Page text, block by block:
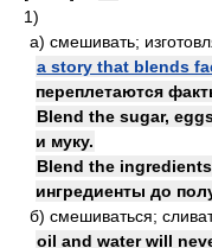
1)
а) смешивать;
a story that blends
переплетаются
Blend the sugar,
и муку.
Blend the
ингредиенты до
б) смешиваться;
oil and water will